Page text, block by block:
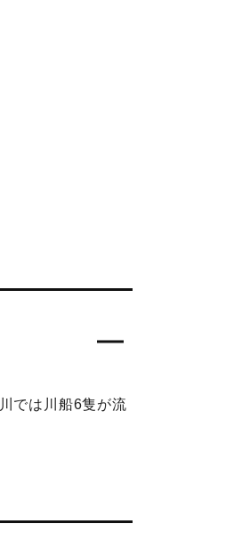
では川船6隻が流